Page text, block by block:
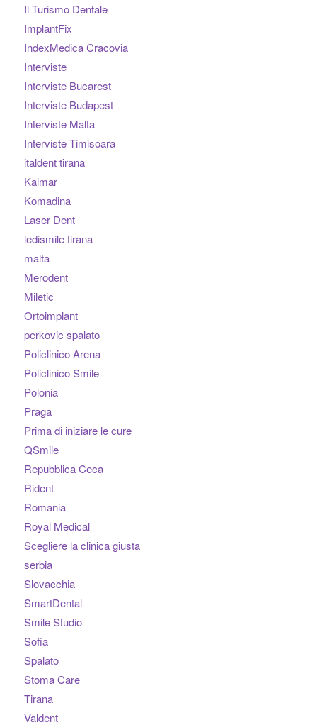
Il Turismo Dentale
ImplantFix
IndexMedica Cracovia
Interviste
Interviste Bucarest
Interviste Budapest
Interviste Malta
Interviste Timisoara
italdent tirana
Kalmar
Komadina
Laser Dent
ledismile tirana
malta
Merodent
Miletic
Ortoimplant
perkovic spalato
Policlinico Arena
Policlinico Smile
Polonia
Praga
Prima di iniziare le cure
QSmile
Repubblica Ceca
Rident
Romania
Royal Medical
Scegliere la clinica giusta
serbia
Slovacchia
SmartDental
Smile Studio
Sofia
Spalato
Stoma Care
Tirana
Valdent